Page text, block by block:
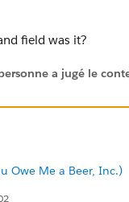
field was it?
a jugé le
Owe Me a Beer, Inc.)